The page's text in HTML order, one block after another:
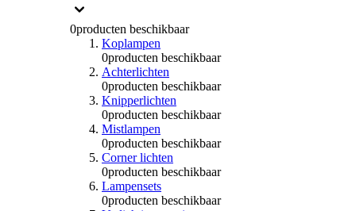
0producten beschikbaar
Koplampen
0producten beschikbaar
Achterlichten
0producten beschikbaar
Knipperlichten
0producten beschikbaar
Mistlampen
0producten beschikbaar
Corner lichten
0producten beschikbaar
Lampensets
0producten beschikbaar